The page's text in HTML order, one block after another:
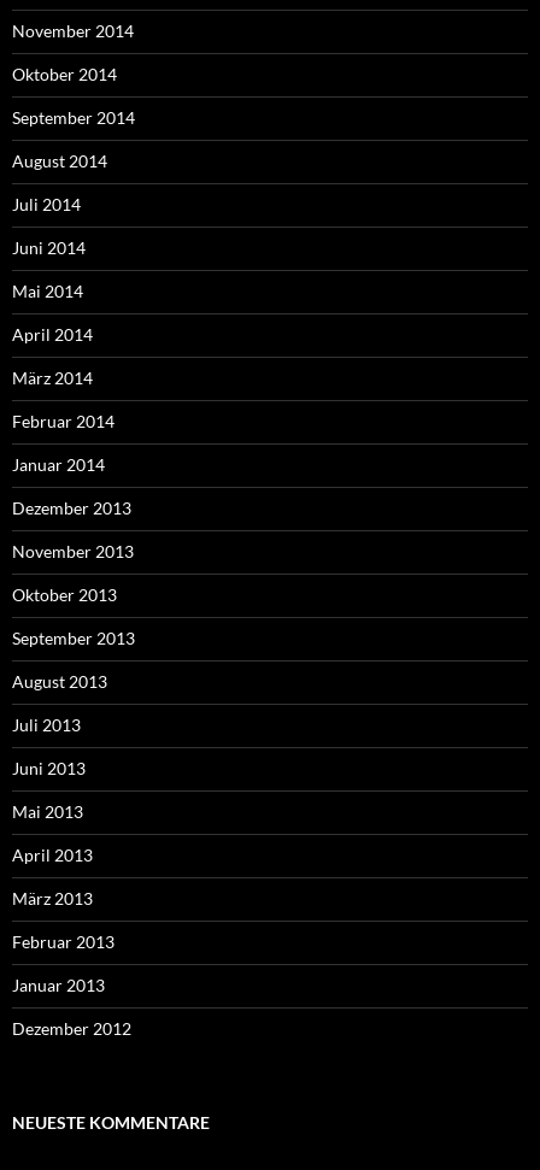
November 2014
Oktober 2014
September 2014
August 2014
Juli 2014
Juni 2014
Mai 2014
April 2014
März 2014
Februar 2014
Januar 2014
Dezember 2013
November 2013
Oktober 2013
September 2013
August 2013
Juli 2013
Juni 2013
Mai 2013
April 2013
März 2013
Februar 2013
Januar 2013
Dezember 2012
NEUESTE KOMMENTARE